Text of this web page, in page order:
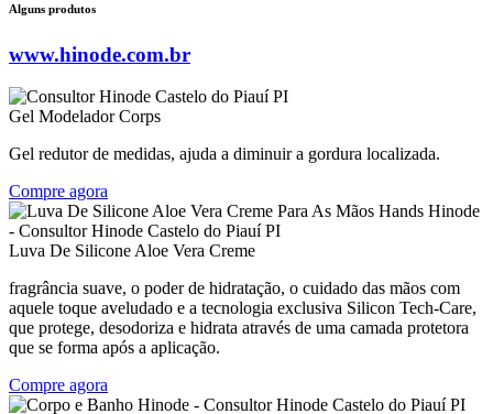
Alguns produtos
www.hinode.com.br
Gel Modelador Corps
Gel redutor de medidas, ajuda a diminuir a gordura localizada.
Compre agora
Luva De Silicone Aloe Vera Creme
fragrância suave, o poder de hidratação, o cuidado das mãos com
aquele toque aveludado e a tecnologia exclusiva Silicon Tech-Care,
que protege, desodoriza e hidrata através de uma camada protetora
que se forma após a aplicação.
Compre agora